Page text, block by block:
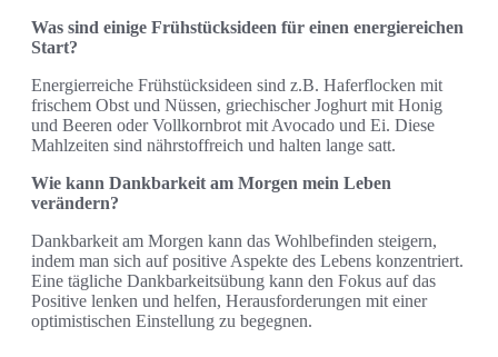
Was sind einige Frühstücksideen für einen energiereichen
Start?
Energierreiche Frühstücksideen sind z.B. Haferflocken mit
frischem Obst und Nüssen, griechischer Joghurt mit Honig
und Beeren oder Vollkornbrot mit Avocado und Ei. Diese
Mahlzeiten sind nährstoffreich und halten lange satt.
Wie kann Dankbarkeit am Morgen mein Leben
verändern?
Dankbarkeit am Morgen kann das Wohlbefinden steigern,
indem man sich auf positive Aspekte des Lebens konzentriert.
Eine tägliche Dankbarkeitsübung kann den Fokus auf das
Positive lenken und helfen, Herausforderungen mit einer
optimistischen Einstellung zu begegnen.